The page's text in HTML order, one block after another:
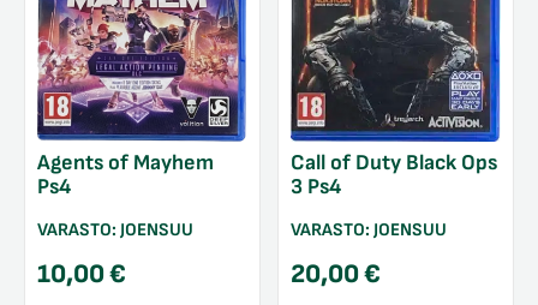
Agents of Mayhem
Ps4
VARASTO: JOENSUU
10,00€
Call of Duty Black Ops
3 Ps4
VARASTO: JOENSUU
20,00€